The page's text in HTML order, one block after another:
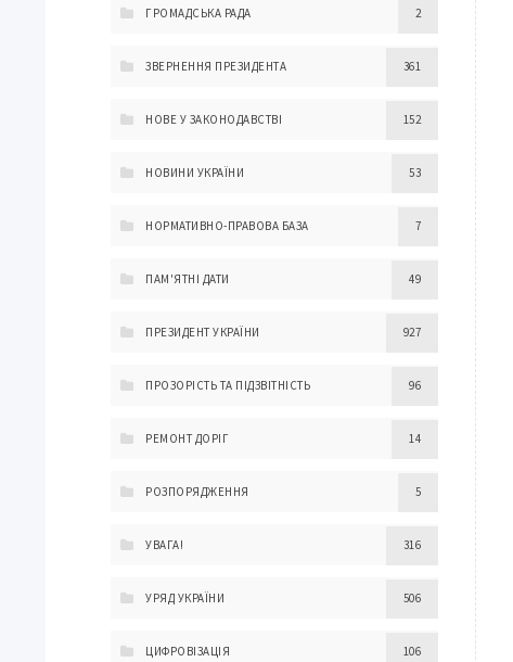
ГРОМАДСЬКА РАДА 2
ЗВЕРНЕННЯ ПРЕЗИДЕНТА 361
НОВЕ У ЗАКОНОДАВСТВІ 152
НОВИНИ УКРАЇНИ 53
НОРМАТИВНО-ПРАВОВА БАЗА 7
ПАМ'ЯТНІ ДАТИ 49
ПРЕЗИДЕНТ УКРАЇНИ 927
ПРОЗОРІСТЬ ТА ПІДЗВІТНІСТЬ 96
РЕМОНТ ДОРІГ 14
РОЗПОРЯДЖЕННЯ 5
УВАГА! 316
УРЯД УКРАЇНИ 506
ЦИФРОВІЗАЦІЯ 106